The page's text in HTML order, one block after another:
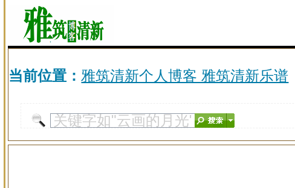
当前位置： 雅筑清新个人博客 雅筑清新乐谱